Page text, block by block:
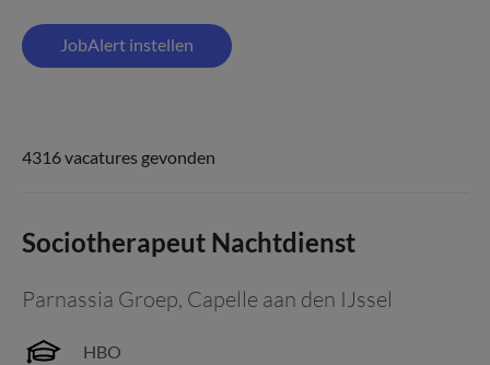
JobAlert instellen
4316 vacatures gevonden
Sociotherapeut Nachtdienst
Parnassia Groep, Capelle aan den IJssel
HBO